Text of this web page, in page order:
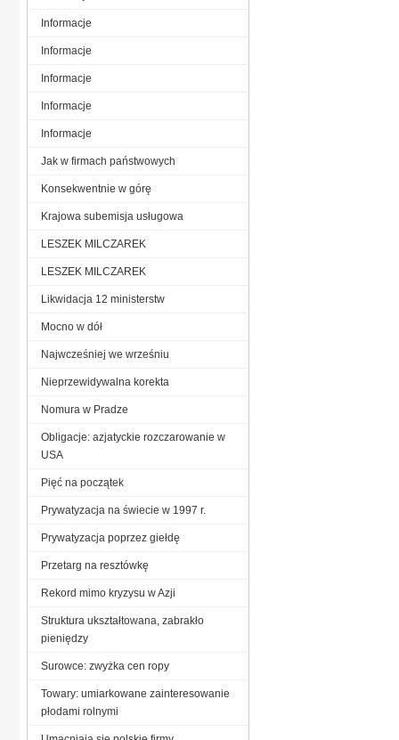
Informacje
Informacje
Informacje
Informacje
Informacje
Jak w firmach państwowych
Konsekwentnie w górę
Krajowa subemisja usługowa
LESZEK MILCZAREK
LESZEK MILCZAREK
Likwidacja 12 ministerstw
Mocno w dół
Najwcześniej we wrześniu
Nieprzewidywalna korekta
Nomura w Pradze
Obligacje: azjatyckie rozczarowanie w
USA
Pięć na początek
Prywatyzacja na świecie w 1997 r.
Prywatyzacja poprzez giełdę
Przetarg na resztówkę
Rekord mimo kryzysu w Azji
Struktura ukształtowana, zabrakło
pieniędzy
Surowce: zwyżka cen ropy
Towary: umiarkowane zainteresowanie
płodami rolnymi